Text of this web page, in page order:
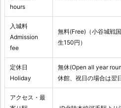
hours
入城料
Admission
fee
無料(Free)（小谷城戦
生150円）
定休日
Holiday
無休(Open all year
休館、祝日の場合は翌日
アクセス・最